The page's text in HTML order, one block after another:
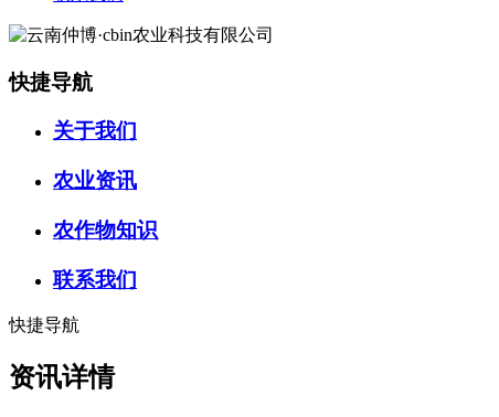
快捷导航
关于我们
农业资讯
农作物知识
联系我们
快捷导航
资讯详情